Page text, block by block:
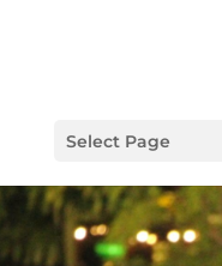
Select Page